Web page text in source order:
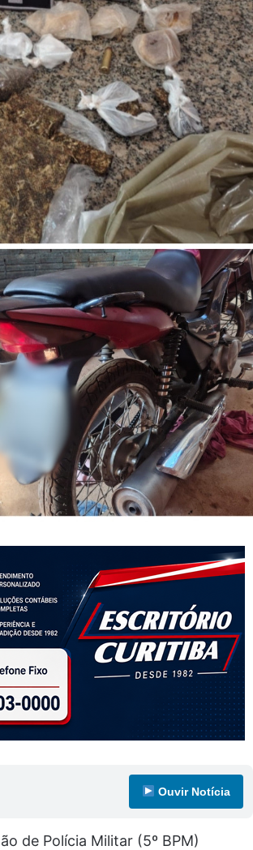
Ouvir Notícia
de Polícia Militar (5º BPM)